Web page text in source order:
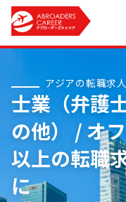
アジアの転職求
士業（弁護
の他） / オ
以上の転職
に